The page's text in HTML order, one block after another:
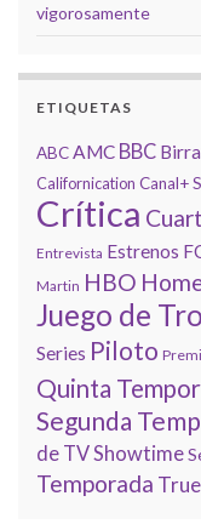
vigorosamente
ETIQUETAS
ABCAMC BBC
Californication Canal+
Crítica
Entrevista Estrenos
Martin HBO
Juego de
Series Piloto
Quinta
Segunda
de TVShowtime
Temporada